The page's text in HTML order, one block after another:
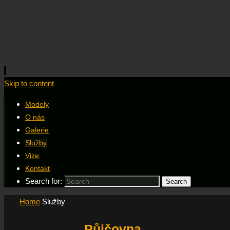
Skip to content
Modely
O nás
Galerie
Služby
Vize
Kontakt
Search for: Search
Home Služby